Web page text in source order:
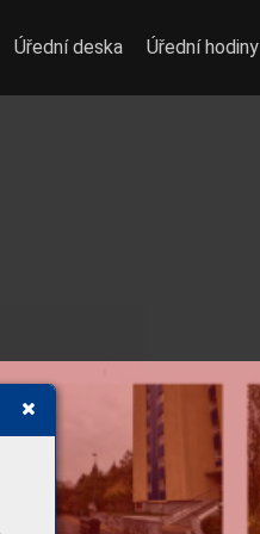
Úřední deska Úřední hodiny